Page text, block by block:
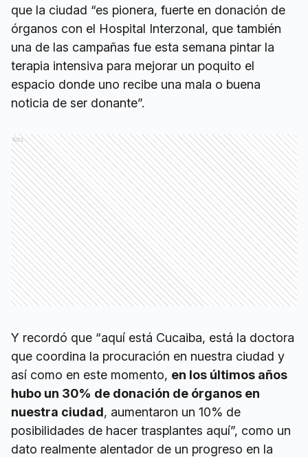
que la ciudad “es pionera, fuerte en donación de
órganos con el Hospital Interzonal, que también
una de las campañas fue esta semana pintar la
terapia intensiva para mejorar un poquito el
espacio donde uno recibe una mala o buena
noticia de ser donante”.
Ads
Y recordó que “aquí está Cucaiba, está la doctora
que coordina la procuración en nuestra ciudad y
así como en este momento, en los últimos años
hubo un 30% de donación de órganos en
nuestra ciudad, aumentaron un 10% de
posibilidades de hacer trasplantes aquí”, como un
dato realmente alentador de un progreso en la